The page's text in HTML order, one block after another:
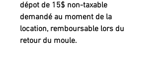
dépot de 15$ non-taxable
demandé au moment de la
location, remboursable lors du
retour du moule.